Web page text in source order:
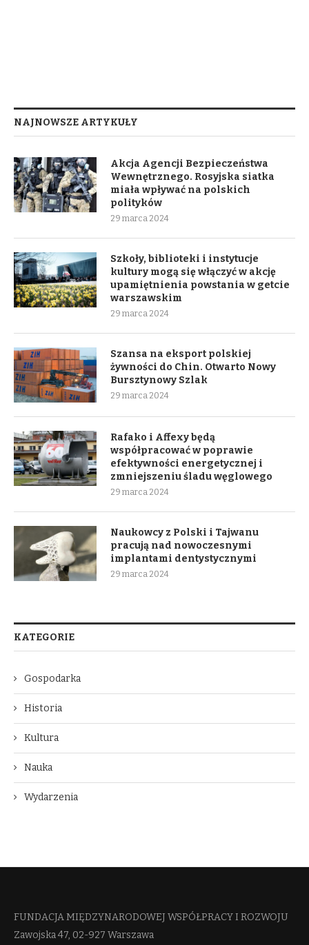
NAJNOWSZE ARTYKUŁY
Akcja Agencji Bezpieczeństwa
Wewnętrznego. Rosyjska siatka
miała wpływać na polskich
polityków
29 marca 2024
Szkoły, biblioteki i instytucje
kultury mogą się włączyć w akcję
upamiętnienia powstania w getcie
warszawskim
29 marca 2024
Szansa na eksport polskiej
żywności do Chin. Otwarto Nowy
Bursztynowy Szlak
29 marca 2024
Rafako i Affexy będą
współpracować w poprawie
efektywności energetycznej i
zmniejszeniu śladu węglowego
29 marca 2024
Naukowcy z Polski i Tajwanu
pracują nad nowoczesnymi
implantami dentystycznymi
29 marca 2024
KATEGORIE
Gospodarka
Historia
Kultura
Nauka
Wydarzenia
FUNDACJA MIĘDZYNARODOWEJ WSPÓŁPRACY I ROZWOJU​
Zawojska 47, 02-927 Warszawa